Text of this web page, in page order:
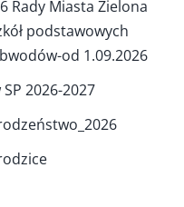
Rady Miasta Zielona
podstawowych
od 1.09.2026
2026-2027